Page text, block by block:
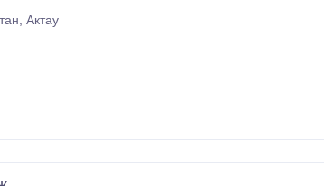
Актау